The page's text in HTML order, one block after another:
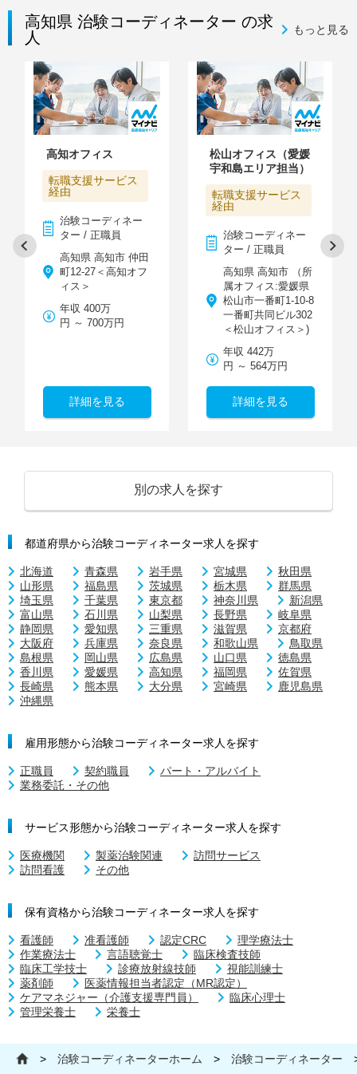
高知県 治験コーディネーター の求
人
もっと見る
高知オフィス
転職支援サービス
経由
治験コーディネー
ター / 正職員
高知県 高知市 仲田
町12-27＜高知オフ
ィス＞
年収 400万
円 ～ 700万円
詳細を見る
松山オフィス（愛媛
宇和島エリア担当）
転職支援サービス
経由
治験コーディネー
ター / 正職員
高知県 高知市 （所
属オフィス:愛媛県
松山市一番町1-10-8
一番町共同ビル302
＜松山オフィス＞)
年収 442万
円 ～ 564万円
詳細を見る
別の求人を探す
都道府県から治験コーディネーター求人を探す
北海道 青森県 岩手県 宮城県
秋田県
山形県
福島県 茨城県 栃木県
群馬県
埼玉県
千葉県 東京都 神奈川県
新潟県
富山県
石川県 山梨県 長野県
岐阜県
静岡県
愛知県 三重県 滋賀県
京都府
大阪府
兵庫県 奈良県 和歌山県
鳥取県
島根県
岡山県 広島県 山口県
徳島県
香川県
愛媛県 高知県 福岡県
佐賀県
長崎県
熊本県 大分県 宮崎県
鹿児島県
沖縄県
雇用形態から治験コーディネーター求人を探す
正職員 契約職員
パート・アルバイト
業務委託・その他
サービス形態から治験コーディネーター求人を探す
医療機関 製薬治験関連
訪問サービス
訪問看護
その他
保有資格から治験コーディネーター求人を探す
看護師 准看護師 認定CRC
理学療法士
作業療法士
言語聴覚士
臨床検査技師
臨床工学技士
診療放射線技師
視能訓練士
薬剤師
医薬情報担当者認定（MR認定）
ケアマネジャー（介護支援専門員）
臨床心理士
管理栄養士
栄養士
> 治験コーディネーターホーム > 治験コーディネーター